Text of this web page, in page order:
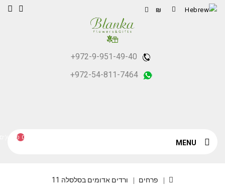
₪
+972-9-951-49-40
+972-54-811-7464
MENU
פרחים ורדים אדומים בסלסלה 11